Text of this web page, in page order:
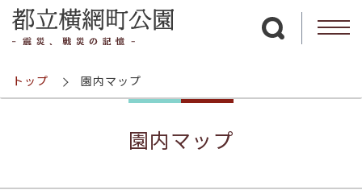
サイト内検索を
トップ 園内マップ
園内マップ